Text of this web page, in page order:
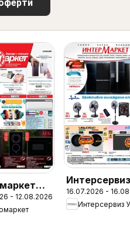
- 12.08.2026
Интерсервиз
Узунови
брошура
16.07.2026 -